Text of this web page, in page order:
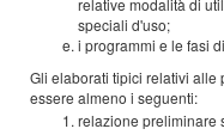
relative modalità di
speciali d'uso;
i programmi e le fasi
Gli elaborati tipici relativi alle
essere almeno i seguenti:
relazione preliminare